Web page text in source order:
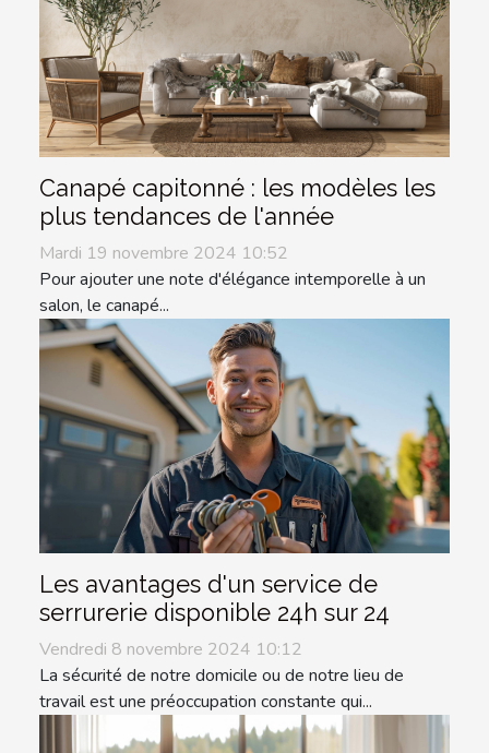
Canapé capitonné : les modèles les
plus tendances de l'année
Mardi 19 novembre 2024 10:52
Pour ajouter une note d'élégance intemporelle à un
salon, le canapé...
Les avantages d'un service de
serrurerie disponible 24h sur 24
Vendredi 8 novembre 2024 10:12
La sécurité de notre domicile ou de notre lieu de
travail est une préoccupation constante qui...